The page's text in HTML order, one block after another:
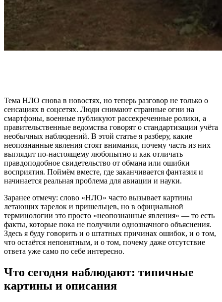
Тема НЛО снова в новостях, но теперь разговор не только о
сенсациях в соцсетях. Люди снимают странные огни на
смартфоны, военные публикуют рассекреченные ролики, а
правительственные ведомства говорят о стандартизации учёта
необычных наблюдений. В этой статье я разберу, какие
неопознанные явления стоят внимания, почему часть из них
выглядит по-настоящему любопытно и как отличать
правдоподобное свидетельство от обмана или ошибки
восприятия. Поймём вместе, где заканчивается фантазия и
начинается реальная проблема для авиации и науки.
Заранее отмечу: слово «НЛО» часто вызывает картины
летающих тарелок и пришельцев, но в официальной
терминологии это просто «неопознанные явления» — то есть
факты, которые пока не получили однозначного объяснения.
Здесь я буду говорить и о штатных причинах ошибок, и о том,
что остаётся непонятным, и о том, почему даже отсутствие
ответа уже само по себе интересно.
Что сегодня наблюдают: типичные
картины и описания